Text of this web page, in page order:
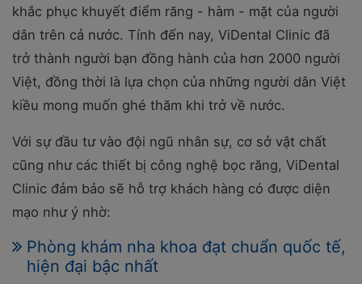
khắc phục khuyết điểm răng - hàm - mặt của người
dân trên cả nước. Tính đến nay, ViDental Clinic đã
trở thành người bạn đồng hành của hơn 2000 người
Việt, đồng thời là lựa chọn của những người dân Việt
kiều mong muốn ghé thăm khi trở về nước.
Với sự đầu tư vào đội ngũ nhân sự, cơ sở vật chất
cũng như các thiết bị công nghệ bọc răng, ViDental
Clinic đảm bảo sẽ hỗ trợ khách hàng có được diện
mạo như ý nhờ:
Phòng khám nha khoa đạt chuẩn quốc tế,
hiện đại bậc nhất